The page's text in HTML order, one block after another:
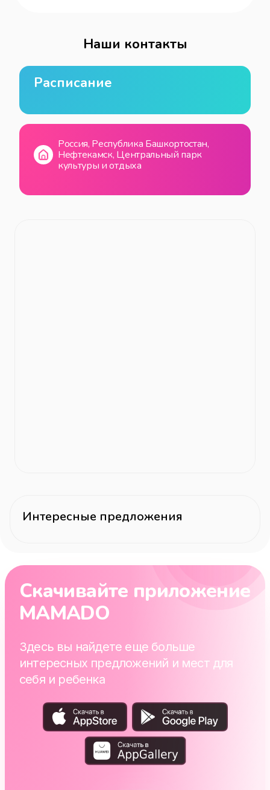
Наши контакты
Расписание
Россия, Республика Башкортостан,
Нефтекамск, Центральный парк
культуры и отдыха
Интересные предложения
Скачивайте приложение
MAMADO
Здесь вы найдете еще больше
интересных предложений и мест для
себя и ребенка